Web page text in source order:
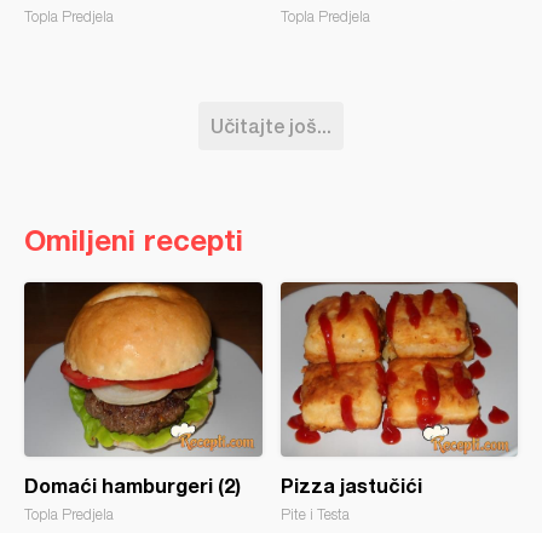
Topla Predjela Topla Predjela
Učitajte još...
Omiljeni recepti
Domaći hamburgeri (2)
Topla Predjela
Pizza jastučići
Pite i Testa